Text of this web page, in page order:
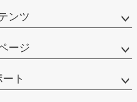
ンツ
ージ
ト